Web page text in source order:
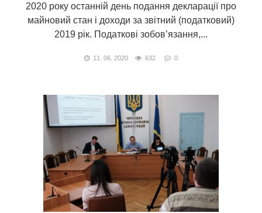
2020 року останній день подання декларації про
майновий стан і доходи за звітний (податковий)
2019 рік. Податкові зобов’язання,...
11. 06. 2020 632 0